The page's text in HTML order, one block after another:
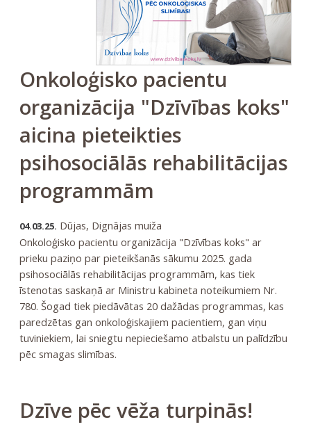
Onkoloģisko pacientu
organizācija "Dzīvības koks"
aicina pieteikties
psihosociālās rehabilitācijas
programmām
04.03.25. Dūjas, Dignājas muiža
Onkoloģisko pacientu organizācija "Dzīvības koks" ar
prieku paziņo par pieteikšanās sākumu 2025. gada
psihosociālās rehabilitācijas programmām, kas tiek
īstenotas saskaņā ar Ministru kabineta noteikumiem Nr.
780. Šogad tiek piedāvātas 20 dažādas programmas, kas
paredzētas gan onkoloģiskajiem pacientiem, gan viņu
tuviniekiem, lai sniegtu nepieciešamo atbalstu un palīdzību
pēc smagas slimības.
Dzīve pēc vēža turpinās!